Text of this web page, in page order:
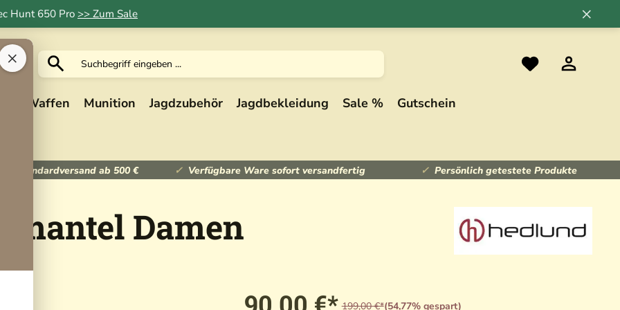
Hunt 650 Pro >> Zum Sale
×
×
Waffen Munition Jagdzubehör Jagdbekleidung Sale % Gutschein
Standardversand ab 500 € Verfügbare Ware sofort versandfertig Persönlich getestete Produkte
Damen
199,00 €*(54,77% gespart)